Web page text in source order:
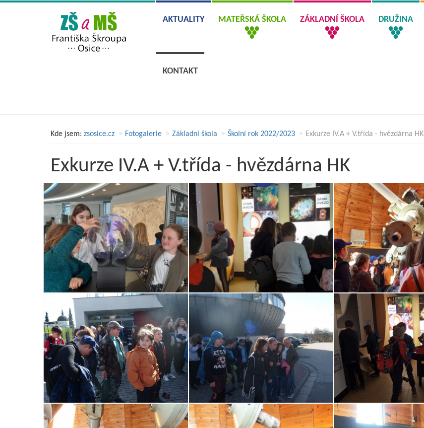
AKTUALITY MATEŘSKÁ ŠKOLA ZÁKLADNÍ ŠKOLA DRUŽINA
KONTAKT
Kde jsem: zsosice.cz Fotogalerie Základní škola Školní rok 2022/2023 Exkurze IV.A + V.třída - hvězdárna HK
Exkurze IV.A + V.třída - hvězdárna HK